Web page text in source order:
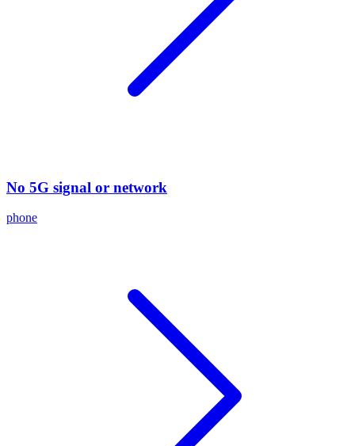
No 5G signal or network
phone